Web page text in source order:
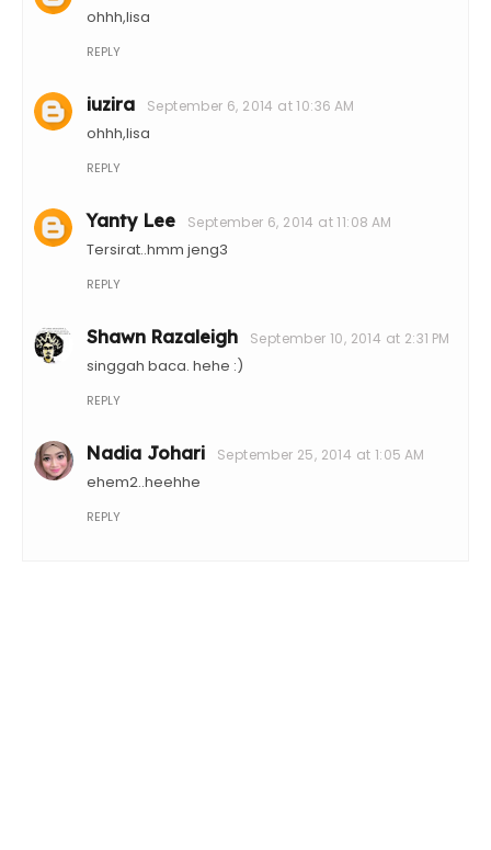
ohhh,lisa
REPLY
iuzira September 6, 2014 at 10:36 AM
ohhh,lisa
REPLY
Yanty Lee September 6, 2014 at 11:08 AM
Tersirat..hmm jeng3
REPLY
Shawn Razaleigh September 10, 2014 at 2:31 PM
singgah baca. hehe :)
REPLY
Nadia Johari September 25, 2014 at 1:05 AM
ehem2..heehhe
REPLY